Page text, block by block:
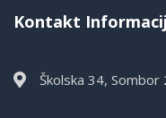
Kontakt
Školska 34, Sombor